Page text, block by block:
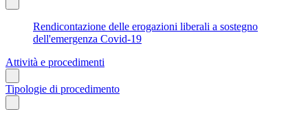
Rendicontazione delle erogazioni liberali a sostegno
dell'emergenza Covid-19
Attività e procedimenti
Tipologie di procedimento